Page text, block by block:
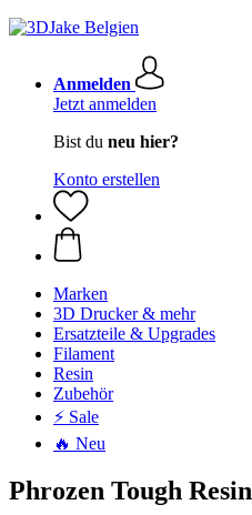
Anmelden
Jetzt anmelden
Bist du neu hier?
Konto erstellen
Marken
3D Drucker & mehr
Ersatzteile & Upgrades
Filament
Resin
Zubehör
⚡ Sale
🔥 Neu
Phrozen Tough Resin